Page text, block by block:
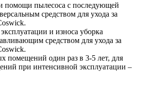
помощи пылесоса с последующей
средством для ухода за
и износа уборка
средством для ухода за
помещений один раз в 3-5 лет, для
при интенсивной эксплуатации –